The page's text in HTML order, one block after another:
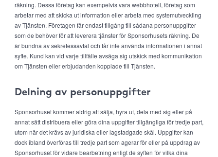
räkning. Dessa företag kan exempelvis vara webbhotell, företag som
arbetar med att skicka ut information eller arbeta med systemutveckling
av Tjänsten. Företagen får endast tillgång till sådana personuppgifter
som de behöver för att leverera tjänster för Sponsorhusets räkning. De
är bundna av sekretessavtal och får inte använda informationen i annat
syfte. Kund kan vid varje tillfälle avsäga sig utskick med kommunikation
om Tjänsten eller erbjudanden kopplade till Tjänsten.
Delning av personuppgifter
Sponsorhuset kommer aldrig att sälja, hyra ut, dela med sig eller på
annat sätt distribuera eller göra dina uppgifter tillgängliga för tredje part,
utom när det krävs av juridiska eller lagstadgade skäl. Uppgifter kan
dock ibland överföras till tredje part som agerar för eller på uppdrag av
Sponsorhuset för vidare bearbetning enligt de syften för vilka dina